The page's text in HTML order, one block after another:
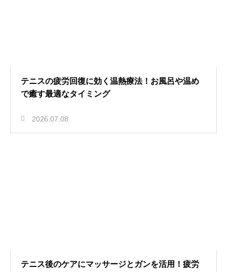
テニスの疲労回復に効く温熱療法！お風呂や温め
で癒す最適なタイミング
2026.07.08
テニス後のケアにマッサージとガンを活用！疲労